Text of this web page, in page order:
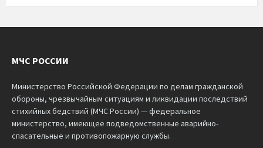
МЧС РОССИИ
Министерство Российской Федерации по делам гражданской
обороны, чрезвычайным ситуациям и ликвидации последствий
стихийных бедствий (МЧС России) — федеральное
министерство, имеющее подведомственные аварийно-
спасательные и противопожарную службы.